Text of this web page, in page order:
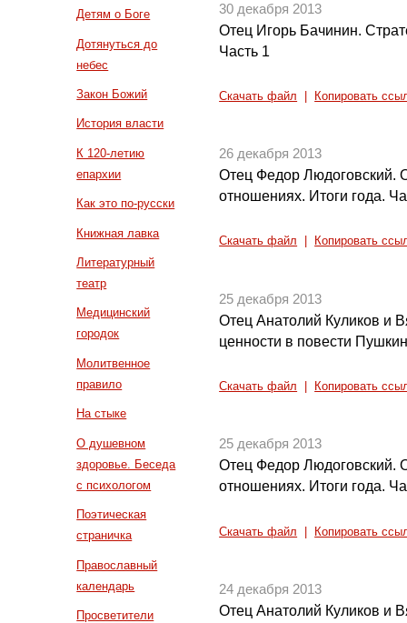
Детям о Боге
Дотянуться до
небес
Закон Божий
История власти
К 120-летию
епархии
Как это по-русски
Книжная лавка
Литературный
театр
Медицинский
городок
Молитвенное
правило
На стыке
О душевном
здоровье. Беседа
с психологом
Поэтическая
страничка
Православный
календарь
Просветители
30 декабря 2013
Отец Игорь Бачинин.
Часть 1
Скачать файл Копировать
26 декабря 2013
Отец Федор Людоговский.
отношениях. Итоги года.
Скачать файл Копировать
25 декабря 2013
Отец Анатолий Куликов и
ценности в повести
Скачать файл Копировать
25 декабря 2013
Отец Федор Людоговский.
отношениях. Итоги года.
Скачать файл Копировать
24 декабря 2013
Отец Анатолий Куликов и